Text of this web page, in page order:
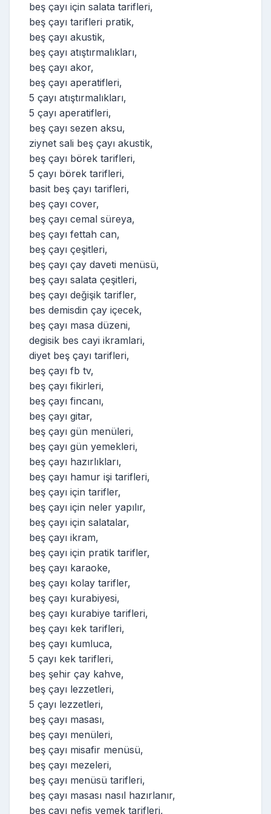
beş çayı için salata tarifleri,
beş çayı tarifleri pratik,
beş çayı akustik,
beş çayı atıştırmalıkları,
beş çayı akor,
beş çayı aperatifleri,
5 çayı atıştırmalıkları,
5 çayı aperatifleri,
beş çayı sezen aksu,
ziynet sali beş çayı akustik,
beş çayı börek tarifleri,
5 çayı börek tarifleri,
basit beş çayı tarifleri,
beş çayı cover,
beş çayı cemal süreya,
beş çayı fettah can,
beş çayı çeşitleri,
beş çayı çay daveti menüsü,
beş çayı salata çeşitleri,
beş çayı değişik tarifler,
bes demisdin çay içecek,
beş çayı masa düzeni,
degisik bes cayi ikramlari,
diyet beş çayı tarifleri,
beş çayı fb tv,
beş çayı fikirleri,
beş çayı fincanı,
beş çayı gitar,
beş çayı gün menüleri,
beş çayı gün yemekleri,
beş çayı hazırlıkları,
beş çayı hamur işi tarifleri,
beş çayı için tarifler,
beş çayı için neler yapılır,
beş çayı için salatalar,
beş çayı ikram,
beş çayı için pratik tarifler,
beş çayı karaoke,
beş çayı kolay tarifler,
beş çayı kurabiyesi,
beş çayı kurabiye tarifleri,
beş çayı kek tarifleri,
beş çayı kumluca,
5 çayı kek tarifleri,
beş şehir çay kahve,
beş çayı lezzetleri,
5 çayı lezzetleri,
beş çayı masası,
beş çayı menüleri,
beş çayı misafir menüsü,
beş çayı mezeleri,
beş çayı menüsü tarifleri,
beş çayı masası nasıl hazırlanır,
beş çayı nefis yemek tarifleri,